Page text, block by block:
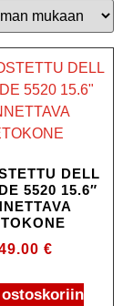
DELL
5520 15.6″
€
ostoskoriin